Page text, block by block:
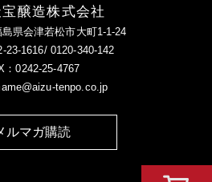
醸造株式会社
県会津若松市大町1-1-24
23-1616/ 0120-340-142
：0242-25-4767
tenpo.co.jp
ルマガ購読